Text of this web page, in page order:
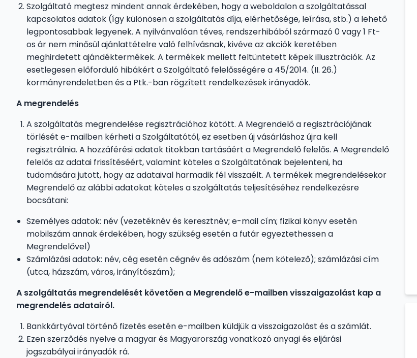
Szolgáltató megtesz mindent annak érdekében, hogy a weboldalon a szolgáltatással
kapcsolatos adatok (így különösen a szolgáltatás díja, elérhetősége, leírása, stb.) a lehető
legpontosabbak legyenek. A nyilvánvalóan téves, rendszerhibából származó 0 vagy 1 Ft-
os ár nem minősül ajánlattételre való felhívásnak, kivéve az akciók keretében
meghirdetett ajándéktermékek. A termékek mellett feltüntetett képek illusztrációk. Az
esetlegesen előforduló hibákért a Szolgáltató felelősségére a 45/2014. (II. 26.)
kormányrendeletben és a Ptk.-ban rögzített rendelkezések irányadók.
A megrendelés
A szolgáltatás megrendelése regisztrációhoz kötött. A Megrendelő a regisztrációjának
törlését e-mailben kérheti a Szolgáltatótól, ez esetben új vásárláshoz újra kell
regisztrálnia. A hozzáférési adatok titokban tartásáért a Megrendelő felelős. A Megrendelő
felelős az adatai frissítéséért, valamint köteles a Szolgáltatónak bejelenteni, ha
tudomására jutott, hogy az adataival harmadik fél visszaélt. A termékek megrendelésekor
Megrendelő az alábbi adatokat köteles a szolgáltatás teljesítéséhez rendelkezésre
bocsátani:
Személyes adatok: név (vezetéknév és keresztnév; e-mail cím; fizikai könyv esetén
mobilszám annak érdekében, hogy szükség esetén a futár egyeztethessen a
Megrendelővel)
Számlázási adatok: név, cég esetén cégnév és adószám (nem kötelező); számlázási cím
(utca, házszám, város, irányítószám);
A szolgáltatás megrendelését követően a Megrendelő e-mailben visszaigazolást kap a
megrendelés adatairól.
Bankkártyával történő fizetés esetén e-mailben küldjük a visszaigazolást és a számlát.
Ezen szerződés nyelve a magyar és Magyarország vonatkozó anyagi és eljárási
jogszabályai irányadók rá.